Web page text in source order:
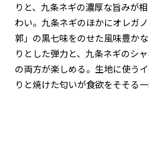
りと、九条ネギの濃厚な旨みが
わい。九条ネギのほかにオレガ
郭」の黒七味をのせた風味豊か
りとした弾力と、九条ネギのシ
の両方が楽しめる。生地に使う
りと焼けた匂いが食欲をそそる